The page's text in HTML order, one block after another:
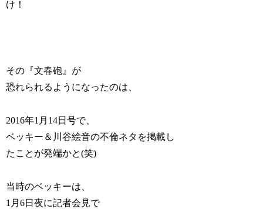
け！
その『文春砲』が
恐れられるようになったのは、
2016年1月14日号で、
ベッキー＆川谷絵音の不倫ネタを掲載し
たことが発端かと(笑)
当時のベッキーは、
1月6日夜に記者会見で